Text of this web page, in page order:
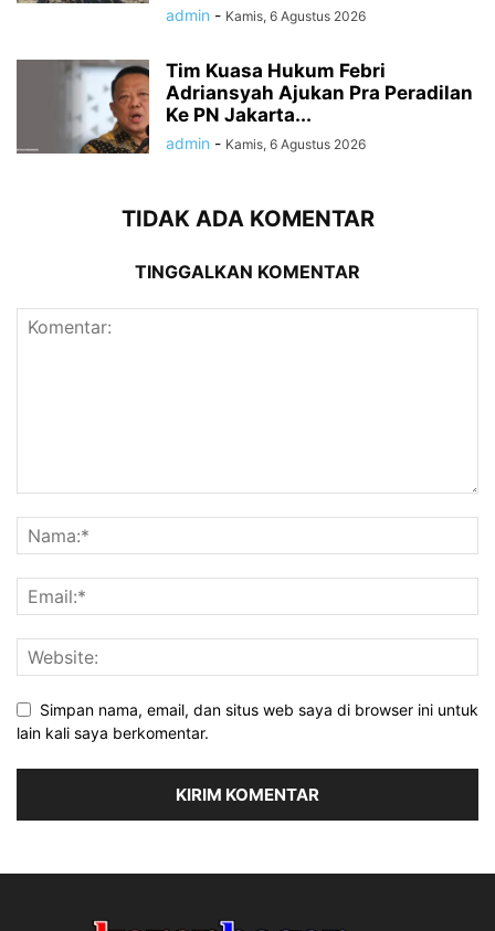
admin - Kamis, 6 Agustus 2026
Tim Kuasa Hukum Febri
Adriansyah Ajukan Pra Peradilan
Ke PN Jakarta...
admin - Kamis, 6 Agustus 2026
TIDAK ADA KOMENTAR
TINGGALKAN KOMENTAR
Simpan nama, email, dan situs web saya di browser ini untuk
lain kali saya berkomentar.